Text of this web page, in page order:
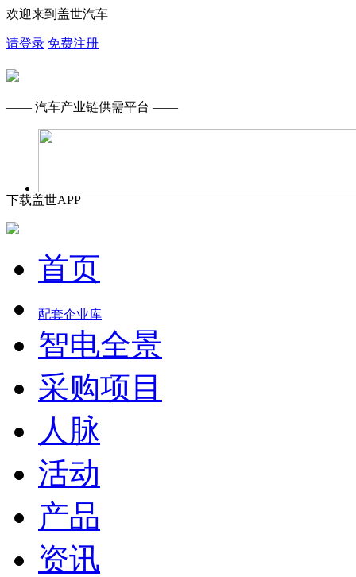
欢迎来到盖世汽车
请登录 免费注册
—— 汽车产业链供需平台 ——
下载盖世APP
首页
配套企业库
智电全景
采购项目
人脉
活动
产品
资讯